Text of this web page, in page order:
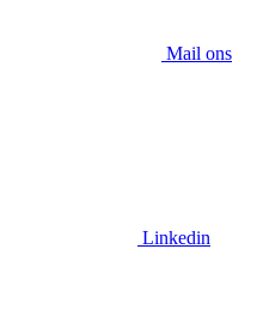
Mail ons
Linkedin